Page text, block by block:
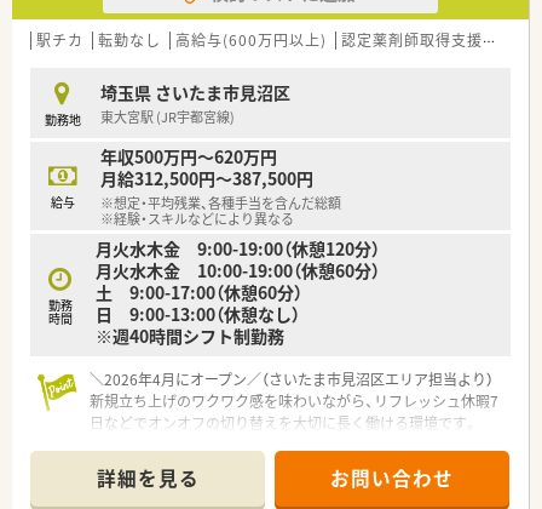
【職場環境と雰囲気】
■30代の明るい薬局長を中心に、穏やかなスタッフが集まって
■漁業や工業が盛んな地域性を背景に、フレンドリーな高齢の患
者様が多く、地域に根ざした親しみやすい薬局環境です。
■2階には広々とした充分なスペースの休憩室が完備されてお
り、オンとオフをしっかりと切り替えて休息を取ることができま
す。
【想定されるキャリアイメージ】
キャリアと、専門性を極めるスペシャリストキャリアが選べま
す。
■DI委員会への参加により現場の意見を反映させた採用薬品の
選定に関われるなど、臨床以外の分野でも活躍の幅を広げられま
す。
手当が支給されるなど、自己研鑽を会社が強力に支援します。
駅チカ 転勤なし 高給与(600万円以上) 認定薬剤師取得支援あり
勤務地
埼玉県 さいたま市見沼区
東大宮駅 (JR宇都宮線)
給与
年収500万円～620万円
月給312,500円～387,500円
※想定・平均残業、各種手当を含んだ総額
※経験・スキルなどにより異なる
勤務
時間
月火水木金 9:00-19:00（休憩120分）
月火水木金 10:00-19:00（休憩60分）
土 9:00-17:00（休憩60分）
日 9:00-13:00（休憩なし）
※週40時間シフト制勤務
＼2026年4月にオープン／（さいたま市見沼区エリア担当より）
新規立ち上げのワクワク感を味わいながら、リフレッシュ休暇7
日などでオンオフの切り替えを大切に長く働ける環境です。
【店舗情報と応需状況について】
■東大宮駅から徒歩2分の好立地に2026年4月にオープンする予
詳細を見る お問い合わせ